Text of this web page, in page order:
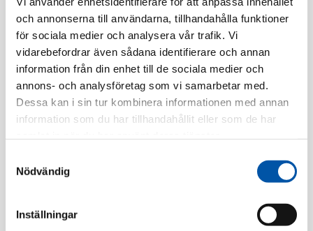
och annonserna till användarna, tillhandahålla funktioner
för sociala medier och analysera vår trafik. Vi
vidarebefordrar även sådana identifierare och annan
information från din enhet till de sociala medier och
annons- och analysföretag som vi samarbetar med.
Dessa kan i sin tur kombinera informationen med annan
information som du har tillhandahållit eller som de har
Nödvändig
Inställningar
Enkelstuts flexibel. Kombinerad 16 och 20mm. Avsedd
för Spårdosa U40&U50. Grå
1426523
EAN-kod:
8712259577197
Tillv. Artnr:
1426523